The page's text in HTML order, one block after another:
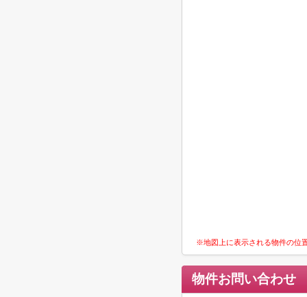
※地図上に表示される物件の位
物件お問い合わせ